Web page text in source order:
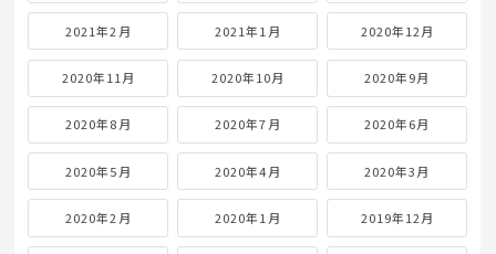
2021年2月 2021年1月 2020年12月
2020年11月 2020年10月 2020年9月
2020年8月 2020年7月 2020年6月
2020年5月 2020年4月 2020年3月
2020年2月 2020年1月 2019年12月